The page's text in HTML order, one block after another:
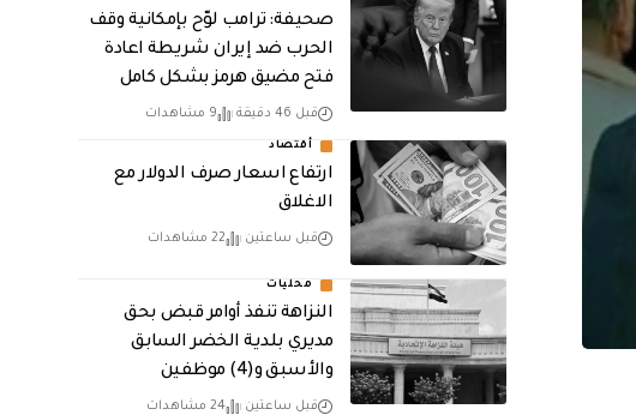
صحيفة: ترامب لوّح بإمكانية وقف
الحرب ضد إيران شريطة اعادة
فتح مضيق هرمز بشكل كامل
قبل 46 دقيقة 9 مشاهدات
أقتصاد
ارتفاع اسعار صرف الدولار مع
الاغلاق
قبل ساعتين 22 مشاهدات
محليات
النزاهة تنفذ أوامر قبض بحق
مديري بلدية الخضر السابق
والأسبق و(4) موظفين
قبل ساعتين 24 مشاهدات